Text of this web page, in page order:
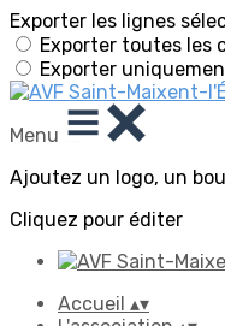
Exporter les lignes
Exporter toutes les
Exporter
Menu
Ajoutez un logo, un
Cliquez pour éditer
Accueil ▴▾